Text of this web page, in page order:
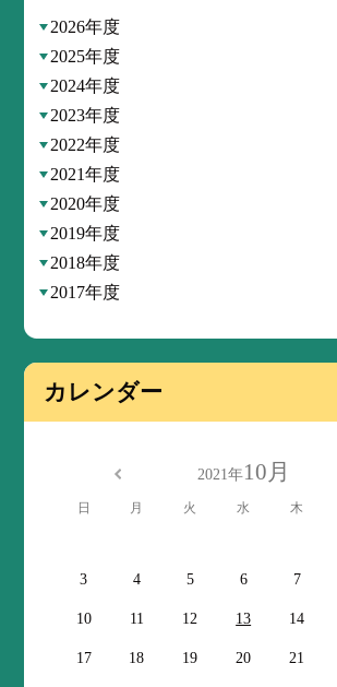
2026年度
2025年度
2024年度
2023年度
2022年度
2021年度
2020年度
2019年度
2018年度
2017年度
カレンダー
2021年10月
日 月 火 水 木
3 4 5 6 7
10 11 12 13 14
17 18 19 20 21